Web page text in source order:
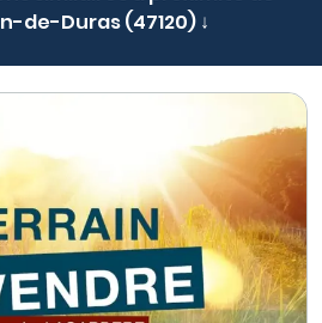
de-Duras (47120) ↓